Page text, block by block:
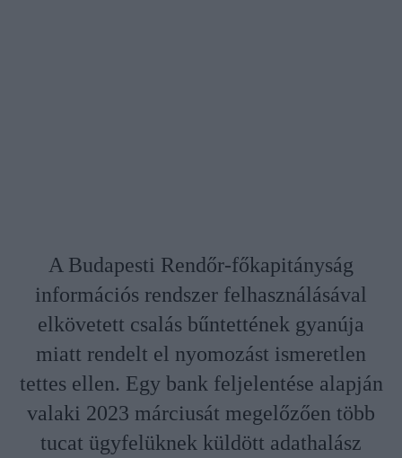
A Budapesti Rendőr-főkapitányság
információs rendszer felhasználásával
elkövetett csalás bűntettének gyanúja
miatt rendelt el nyomozást ismeretlen
tettes ellen. Egy bank feljelentése alapján
valaki 2023 márciusát megelőzően több
tucat ügyfelüknek küldött adathalász